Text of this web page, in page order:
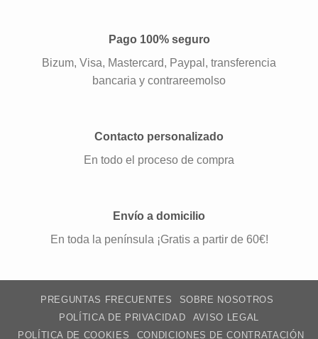
Pago 100% seguro
Bizum, Visa, Mastercard, Paypal, transferencia
bancaria y contrareemolso
Contacto personalizado
En todo el proceso de compra
Envío a domicilio
En toda la península ¡Gratis a partir de 60€!
PREGUNTAS FRECUENTES
SOBRE NOSOTROS
POLÍTICA DE PRIVACIDAD
AVISO LEGAL
POLÍTICA DE COOKIES
CONDICIONES DE CONTRATACIÓN